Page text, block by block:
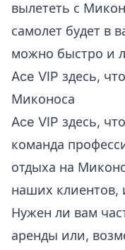
вылететь с
самолет будет в
можно быстро и
Ace VIP здесь,
Миконоса
Ace VIP здесь,
команда
отдыха на
наших клиентов,
Нужен ли вам
аренды или,